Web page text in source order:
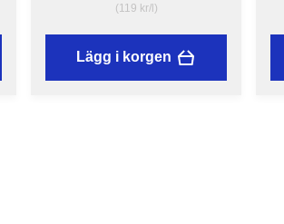
(119 kr/l)
Lägg i korgen